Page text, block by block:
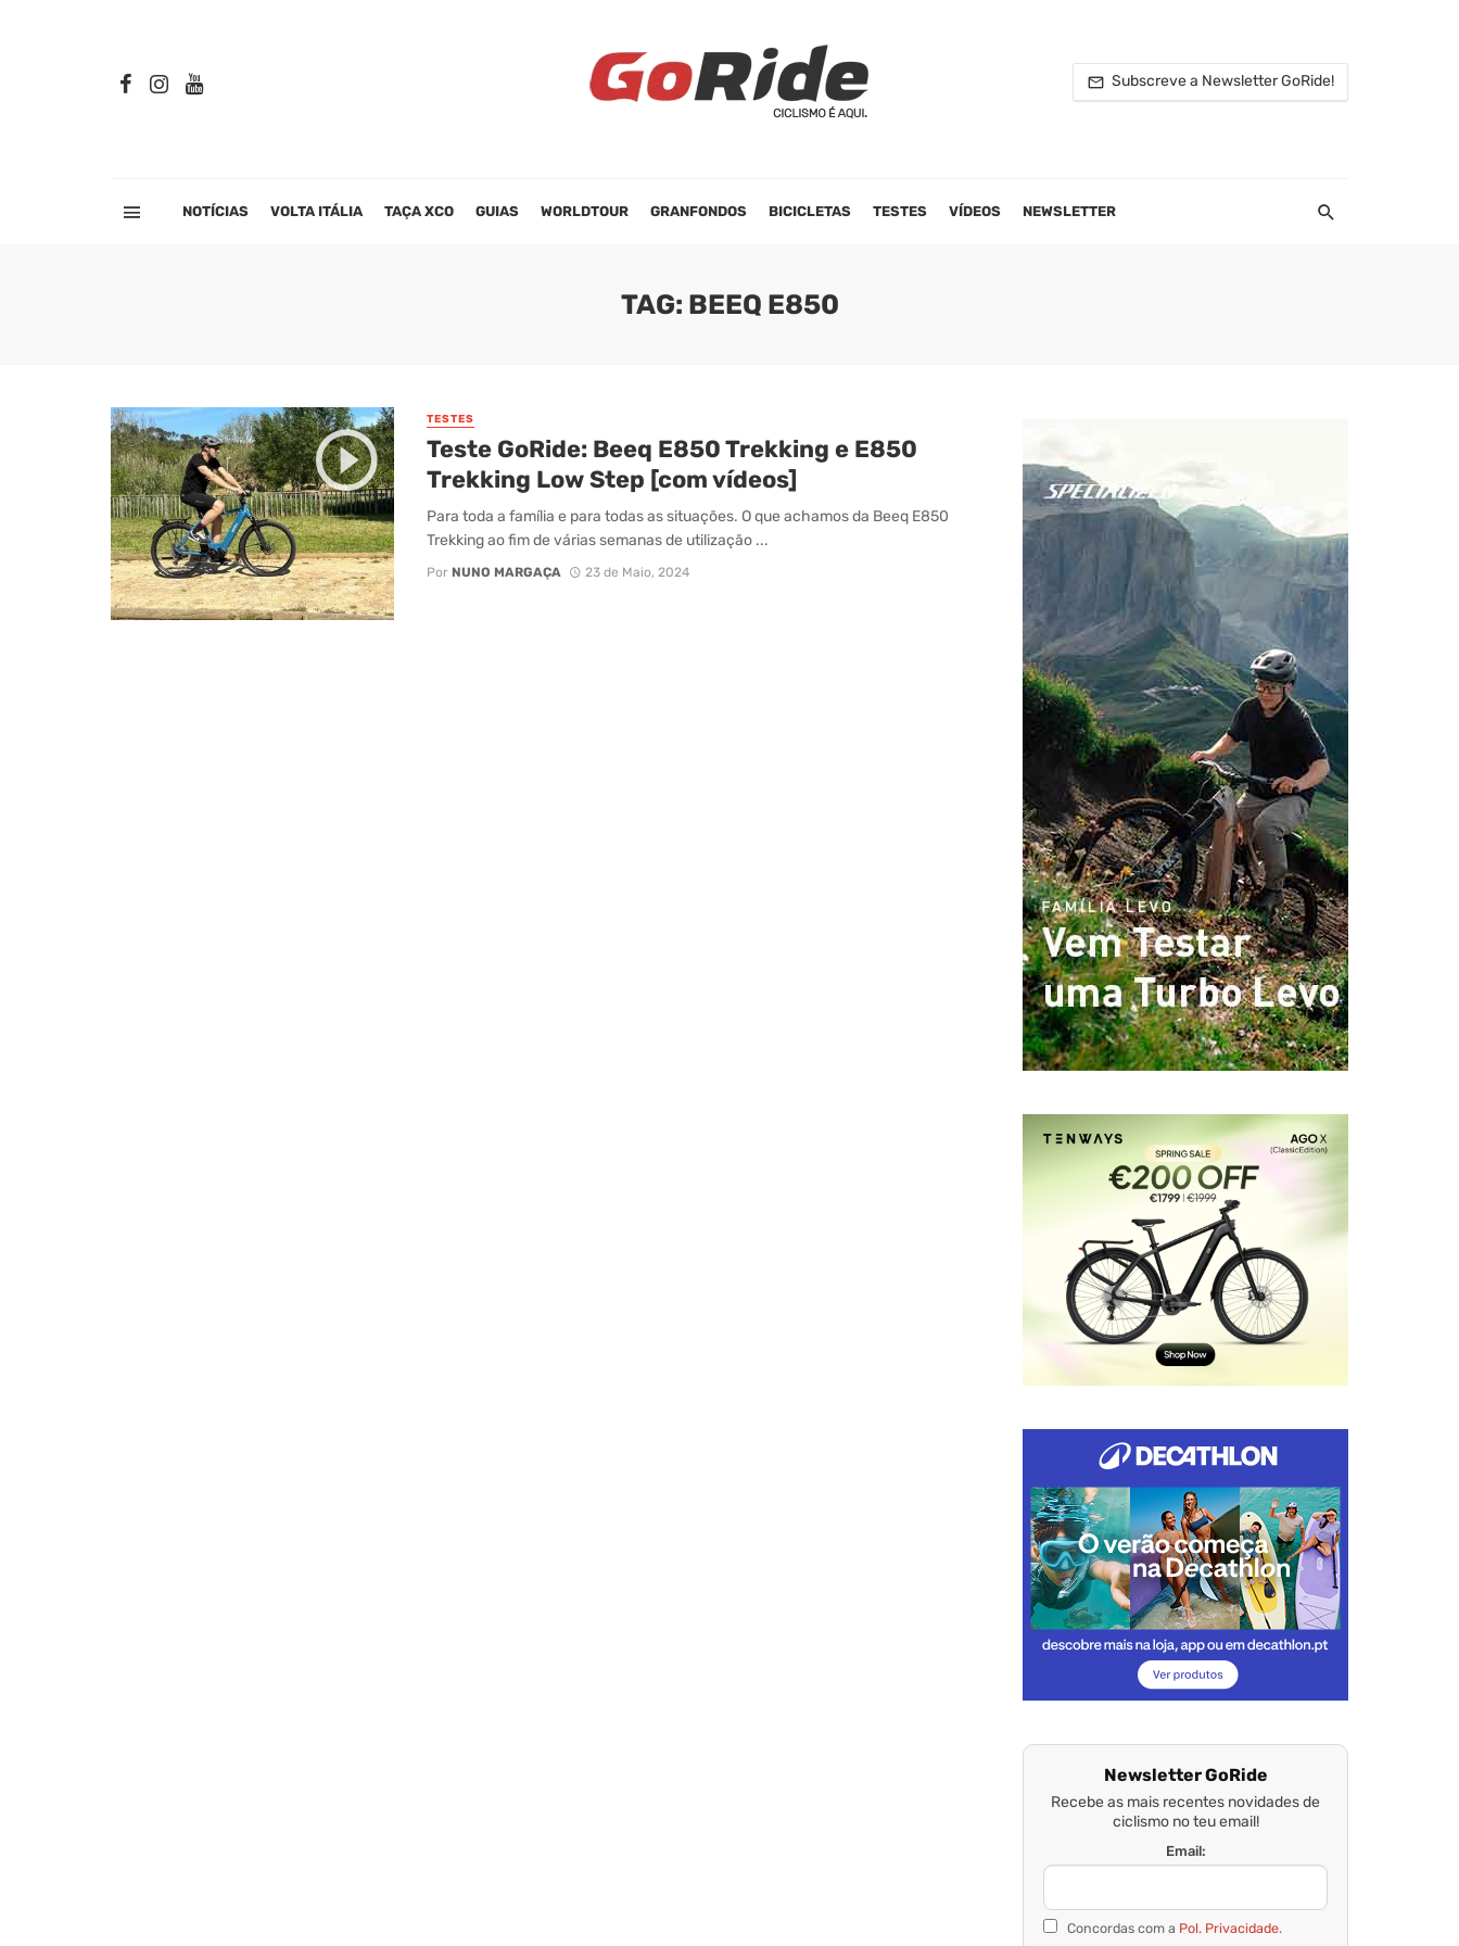
Subscreve a Newsletter GoRide!
NOTÍCIAS VOLTA ITÁLIA TAÇA XCO GUIAS WORLDTOUR GRANFONDOS BICICLETAS TESTES VÍDEOS NEWSLETTER
TAG: BEEQ E850
TESTES
Teste GoRide: Beeq E850 Trekking e E850
Trekking Low Step [com vídeos]
Para toda a família e para todas as situações. O que achamos da Beeq E850
Trekking ao fim de várias semanas de utilização ...
Por NUNO MARGAÇA 23 de Maio, 2024
Newsletter GoRide
Recebe as mais recentes novidades de
ciclismo no teu email!
Email:
Concordas com a Pol. Privacidade.